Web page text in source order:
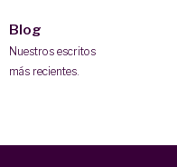
Blog
Nuestros escritos
más recientes.